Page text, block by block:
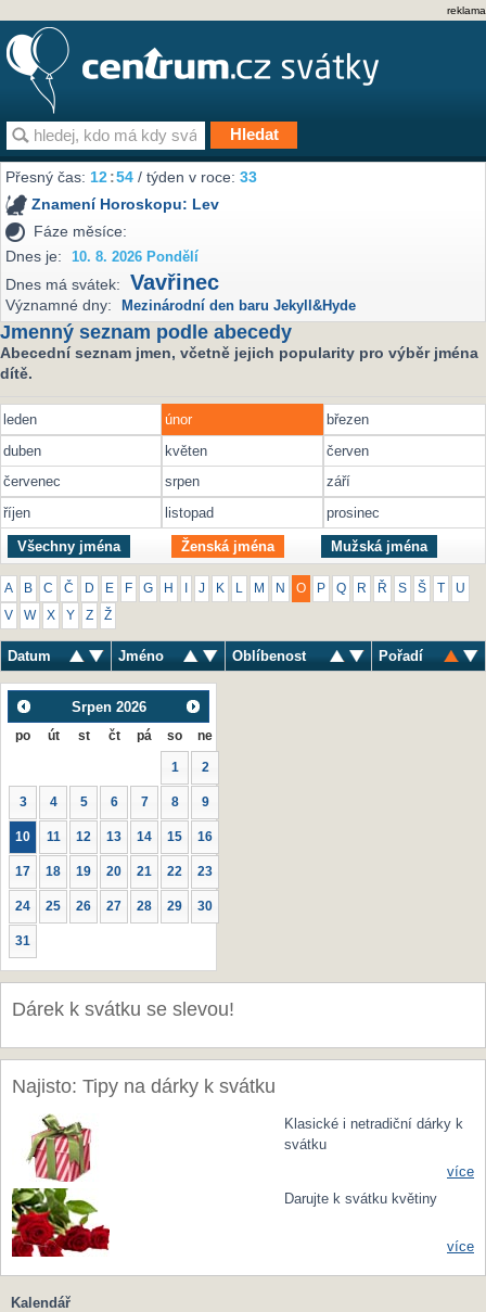
reklama
Přesný čas:12:54 / týden v roce:33
Znamení Horoskopu: Lev
Fáze měsíce:
Dnes je:
10. 8. 2026 Pondělí
Dnes má svátek: Vavřinec
Významné dny: Mezinárodní den baru Jekyll&Hyde
Jmenný seznam podle abecedy
Abecední seznam jmen, včetně jejich popularity pro výběr jména
dítě.
leden únor
březen
duben
květen
červen
červenec
srpen
září
říjen
listopad prosinec
Všechny jména Ženská jména Mužská jména
A B C Č D E F G H J K M N O P Q R Ř S Š U
V W X Y Z Ž
Datum Jméno Oblíbenost Pořadí
Srpen 2026
po út st čt pá so ne
1 2
3 4 5 6 7 8 9
10 11 12 13 14 15 16
17 18 19 20 21 22 23
24 25 26 27 28 29 30
31
Dárek k svátku se slevou!
Najisto: Tipy na dárky k svátku
Klasické i netradiční dárky k
svátku
více
Darujte k svátku květiny
více
Kalendář